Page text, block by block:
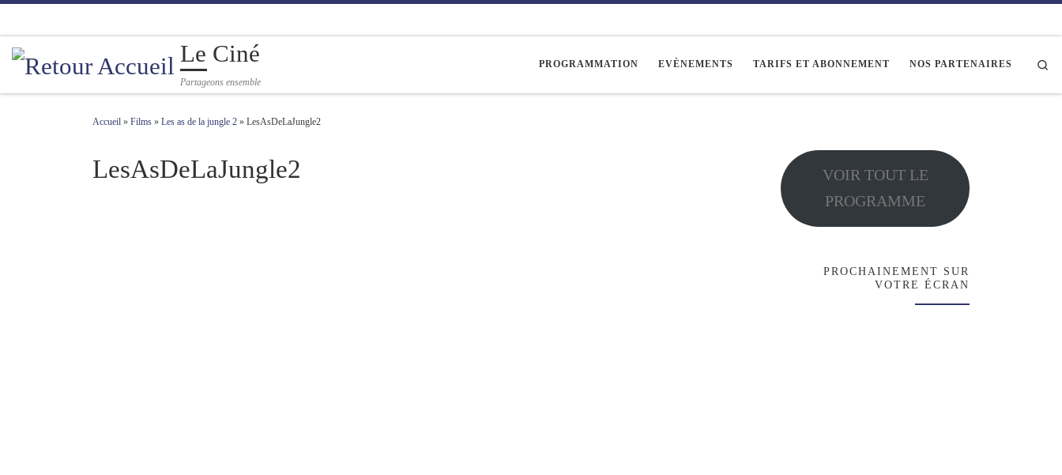
Le Ciné
Partageons ensemble
PROGRAMMATION EVÈNEMENTS TARIFS ET ABONNEMENT NOS PARTENAIRES
Accueil » Films » Les as de la jungle 2 » LesAsDeLaJungle2
LesAsDeLaJungle2
VOIR TOUT LE
PROGRAMME
PROCHAINEMENT SUR
VOTRE ÉCRAN